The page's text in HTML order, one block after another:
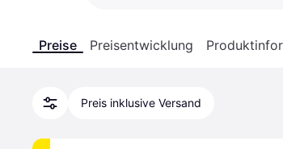
Preise Preisentwicklung
Preis inklusive Versand